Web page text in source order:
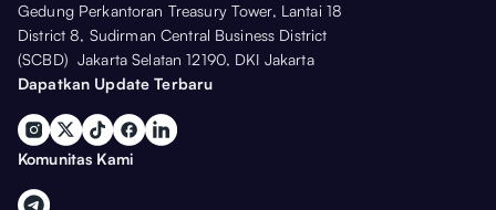
Gedung Perkantoran Treasury Tower, Lantai 18
District 8, Sudirman Central Business District
(SCBD) Jakarta Selatan 12190, DKI Jakarta
Dapatkan Update Terbaru
Komunitas Kami